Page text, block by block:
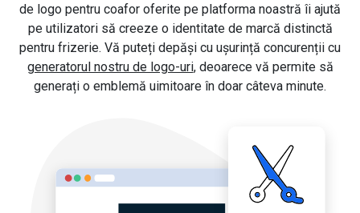
de logo pentru coafor oferite pe platforma noastră îi ajută
pe utilizatori să creeze o identitate de marcă distinctă
pentru frizerie. Vă puteți depăși cu ușurință concurenții cu
generatorul nostru de logo-uri, deoarece vă permite să
generați o emblemă uimitoare în doar câteva minute.